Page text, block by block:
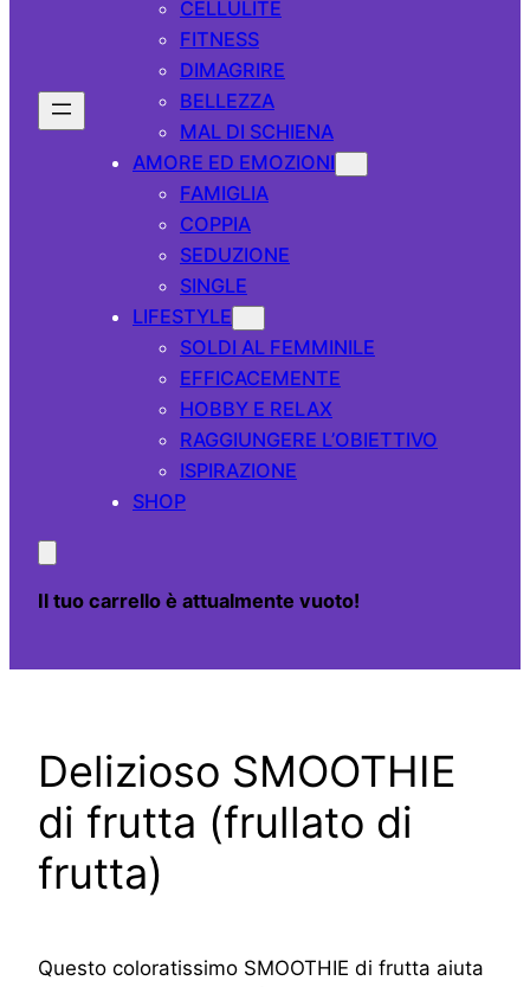
CELLULITE
FITNESS
DIMAGRIRE
BELLEZZA
MAL DI SCHIENA
AMORE ED EMOZIONI
FAMIGLIA
COPPIA
SEDUZIONE
SINGLE
LIFESTYLE
SOLDI AL FEMMINILE
EFFICACEMENTE
HOBBY E RELAX
RAGGIUNGERE L’OBIETTIVO
ISPIRAZIONE
SHOP
Il tuo carrello è attualmente vuoto!
Delizioso SMOOTHIE
di frutta (frullato di
frutta)
Questo coloratissimo SMOOTHIE di frutta aiuta